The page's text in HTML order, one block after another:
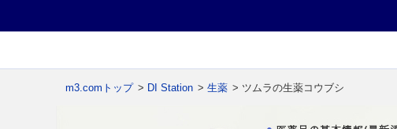
m3.comトップ > DI Station > 生薬 > ツムラの生薬コウブシ